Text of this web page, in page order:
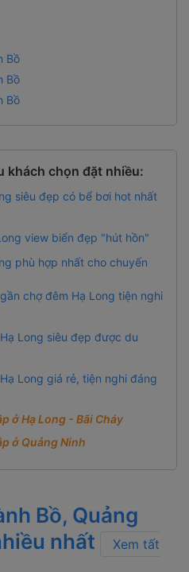
Bồ
Bồ
Bồ
khách chọn đặt nhiều:
siêu đẹp có bể bơi hot nhất
view biển đẹp "hút hồn"
phù hợp nhất cho chuyến
chợ đêm Hạ Long tiện nghi
Long siêu đẹp được du
Long giá rẻ, tiện nghi đáng
ở Hạ Long - Bãi Cháy
ở Quảng Ninh
Bồ, Quảng
nhất
Xem tất